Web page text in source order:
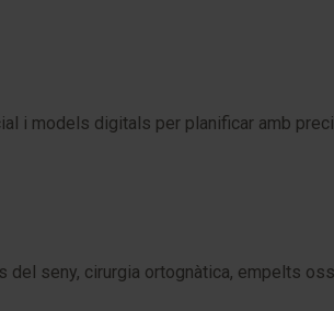
i models digitals per planificar amb
seny, cirurgia ortognàtica, empelts